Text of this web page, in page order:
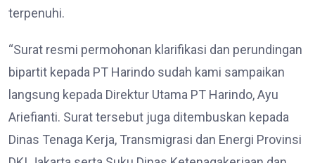
terpenuhi.
“Surat resmi permohonan klarifikasi dan perundingan
bipartit kepada PT Harindo sudah kami sampaikan
langsung kepada Direktur Utama PT Harindo, Ayu
Ariefianti. Surat tersebut juga ditembuskan kepada
Dinas Tenaga Kerja, Transmigrasi dan Energi Provinsi